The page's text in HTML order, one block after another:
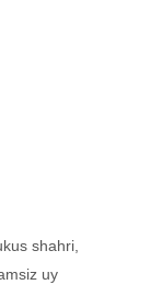
shahri,
uy